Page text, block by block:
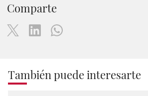
Comparte
También puede interesarte